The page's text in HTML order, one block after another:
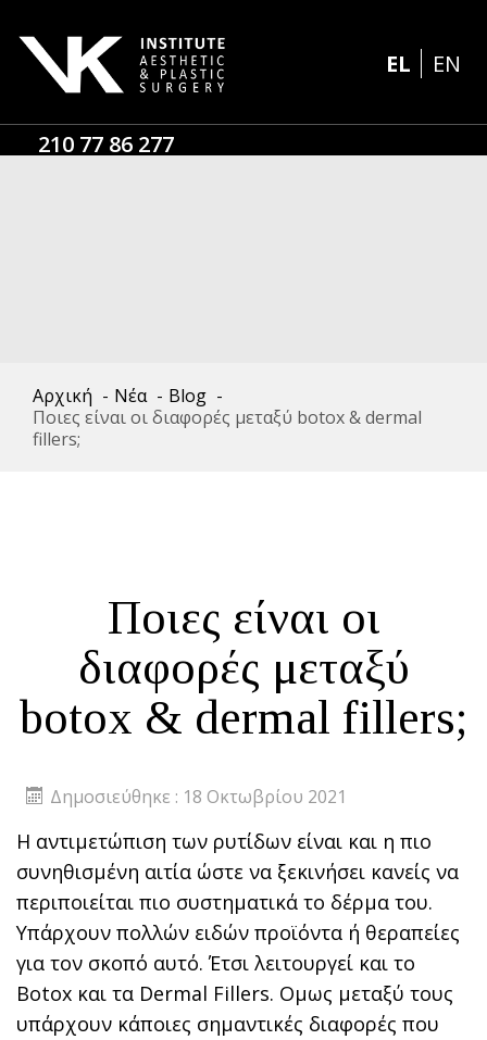
EL EN
210 77 86 277
Αρχική - Νέα - Blog -
Ποιες είναι οι διαφορές μεταξύ botox & dermal
fillers;
Ποιες είναι οι
διαφορές μεταξύ
botox & dermal fillers;
Δημοσιεύθηκε : 18 Οκτωβρίου 2021
Η αντιμετώπιση των ρυτίδων είναι και η πιο
συνηθισμένη αιτία ώστε να ξεκινήσει κανείς να
περιποιείται πιο συστηματικά το δέρμα του.
Υπάρχουν πολλών ειδών προϊόντα ή θεραπείες
για τον σκοπό αυτό. Έτσι λειτουργεί και το
Botox και τα Dermal Fillers. Oμως μεταξύ τους
υπάρχουν κάποιες σημαντικές διαφορές που